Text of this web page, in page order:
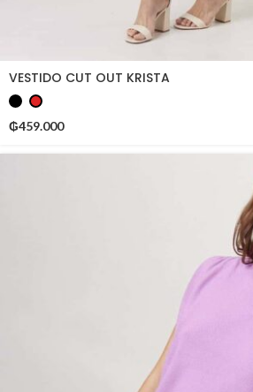
VESTIDO CUT OUT KRISTA
₲459.000